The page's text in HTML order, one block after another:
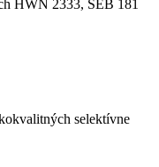
HWN 2333, SEB 181
selektívne